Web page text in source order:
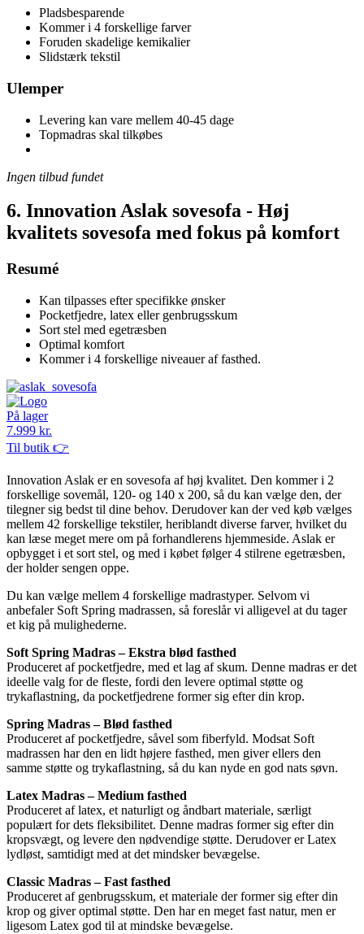
Pladsbesparende
Kommer i 4 forskellige farver
Foruden skadelige kemikalier
Slidstærk tekstil
Ulemper
Levering kan vare mellem 40-45 dage
Topmadras skal tilkøbes
Ingen tilbud fundet
6. Innovation Aslak sovesofa - Høj
kvalitets sovesofa med fokus på komfort
Resumé
Kan tilpasses efter specifikke ønsker
Pocketfjedre, latex eller genbrugsskum
Sort stel med egetræsben
Optimal komfort
Kommer i 4 forskellige niveauer af fasthed.
På lager
7.999 kr.
Til butik 👉
Innovation Aslak er en sovesofa af høj kvalitet. Den kommer i 2
forskellige sovemål, 120- og 140 x 200, så du kan vælge den, der
tilegner sig bedst til dine behov. Derudover kan der ved køb vælges
mellem 42 forskellige tekstiler, heriblandt diverse farver, hvilket du
kan læse meget mere om på forhandlerens hjemmeside. Aslak er
opbygget i et sort stel, og med i købet følger 4 stilrene egetræsben,
der holder sengen oppe.
Du kan vælge mellem 4 forskellige madrastyper. Selvom vi
anbefaler Soft Spring madrassen, så foreslår vi alligevel at du tager
et kig på mulighederne.
Soft Spring Madras – Ekstra blød fasthed
Produceret af pocketfjedre, med et lag af skum. Denne madras er det
ideelle valg for de fleste, fordi den levere optimal støtte og
trykaflastning, da pocketfjedrene former sig efter din krop.
Spring Madras – Blød fasthed
Produceret af pocketfjedre, såvel som fiberfyld. Modsat Soft
madrassen har den en lidt højere fasthed, men giver ellers den
samme støtte og trykaflastning, så du kan nyde en god nats søvn.
Latex Madras – Medium fasthed
Produceret af latex, et naturligt og åndbart materiale, særligt
populært for dets fleksibilitet. Denne madras former sig efter din
kropsvægt, og levere den nødvendige støtte. Derudover er Latex
lydløst, samtidigt med at det mindsker bevægelse.
Classic Madras – Fast fasthed
Produceret af genbrugsskum, et materiale der former sig efter din
krop og giver optimal støtte. Den har en meget fast natur, men er
ligesom Latex god til at mindske bevægelse.